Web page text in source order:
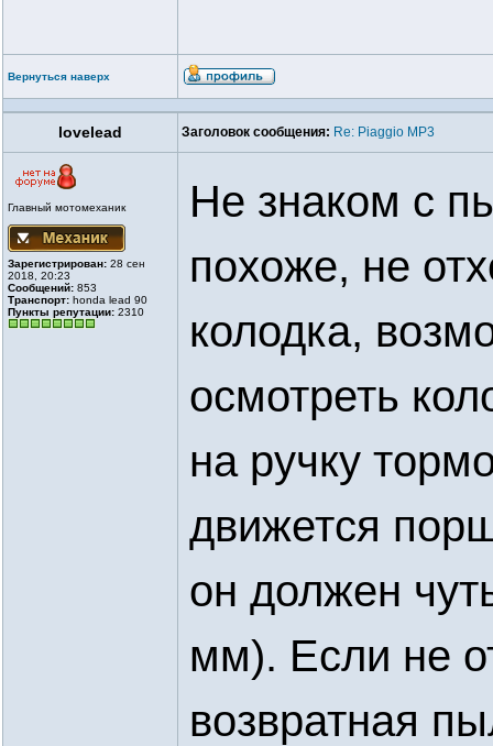
Вернуться наверх
lovelead Заголовок сообщения: Re: Piaggio MP3
Главный мотомеханик
Зарегистрирован: 28 сен
2018, 20:23
Сообщений: 853
Транспорт: honda lead 90
Пункты репутации: 2310
Не знаком с
похоже, не
колодка,
осмотреть
на ручку
движется
он должен
мм). Если не
возвратная